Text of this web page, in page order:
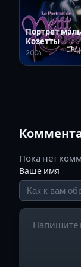
Портрет
Козетты
2004
Пока нет
Ваше имя